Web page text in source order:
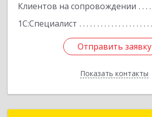
Клиентов на сопровождении
1С:Специалист
Отправить заявку
Показать контакты
Отправить заявку
Назад